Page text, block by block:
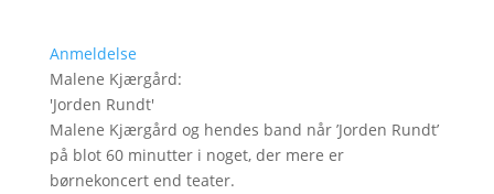
Anmeldelse
Malene Kjærgård:
'Jorden Rundt'
Malene Kjærgård og hendes band når ’Jorden Rundt’
på blot 60 minutter i noget, der mere er
børnekoncert end teater.